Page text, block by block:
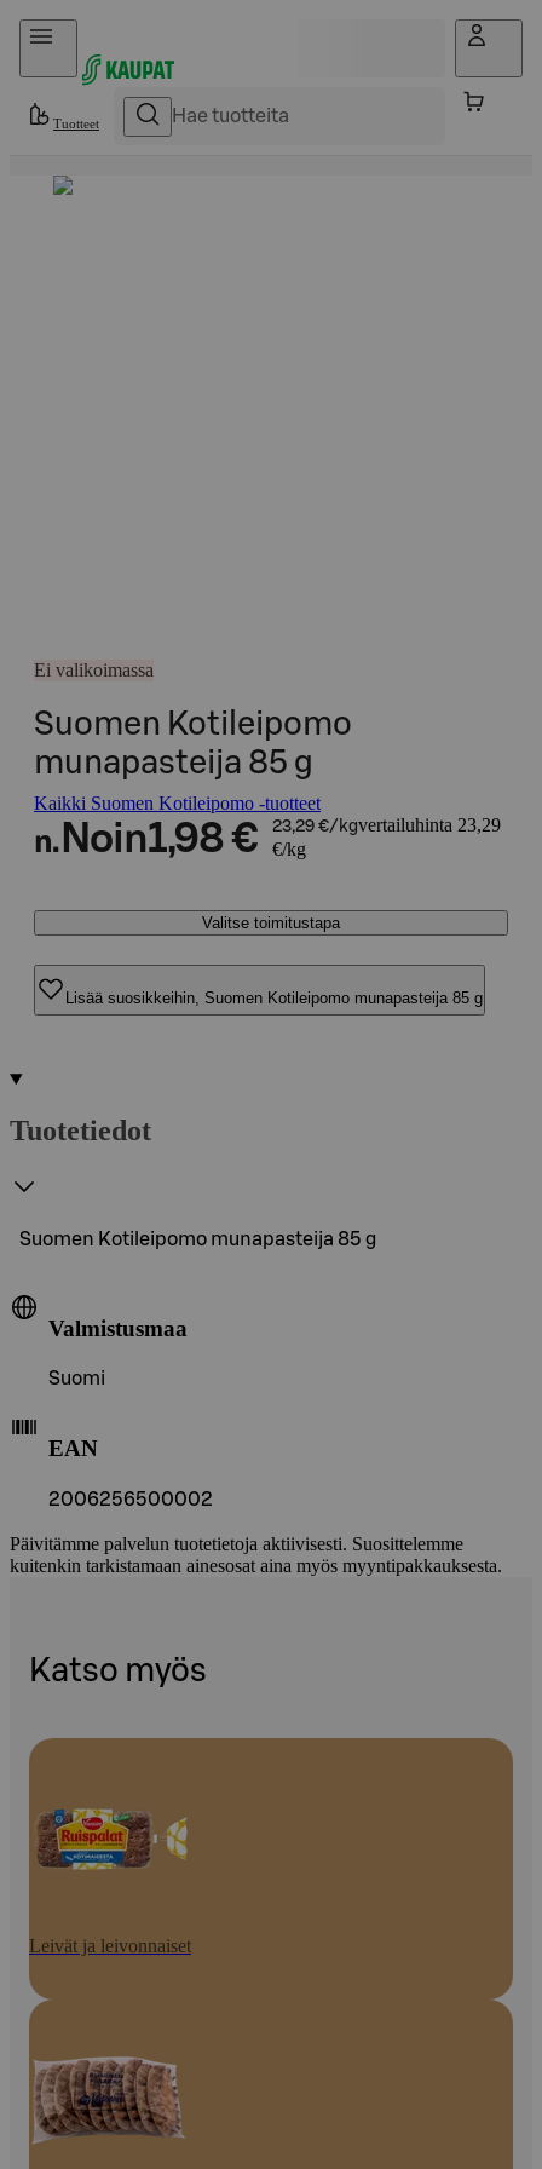
Hyppää sisältöön
Tuotteet
Ei valikoimassa
Suomen Kotileipomo
munapasteija 85 g
Kaikki Suomen Kotileipomo -tuotteet
n. Noin1,98 € 23,29 €/kgvertailuhinta 23,29
€/kg
Valitse toimitustapa
Lisää suosikkeihin, Suomen Kotileipomo munapasteija 85 g
Tuotetiedot
Suomen Kotileipomo munapasteija 85 g
Valmistusmaa
Suomi
EAN
2006256500002
Päivitämme palvelun tuotetietoja aktiivisesti. Suosittelemme
kuitenkin tarkistamaan ainesosat aina myös myyntipakkauksesta.
Katso myös
Leivät ja leivonnaiset